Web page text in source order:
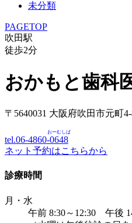
未分類
PAGETOP
吹田駅
徒歩2分
おかもと歯科
〒5640031 大阪府吹田市元町
tel.06-4860-0648
おーむしば
ネット予約はこちらから
診療時間
月・水
午前 8:30～12:30 午後